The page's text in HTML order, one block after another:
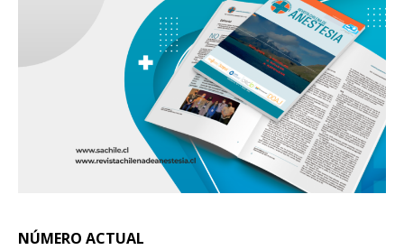
NÚMERO ACTUAL